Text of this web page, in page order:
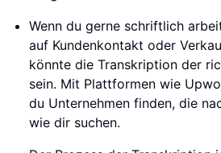
Wenn du gerne schriftlich
auf Kundenkontakt oder
könnte die Transkription der
sein. Mit Plattformen wie
du Unternehmen finden, die
wie dir suchen.